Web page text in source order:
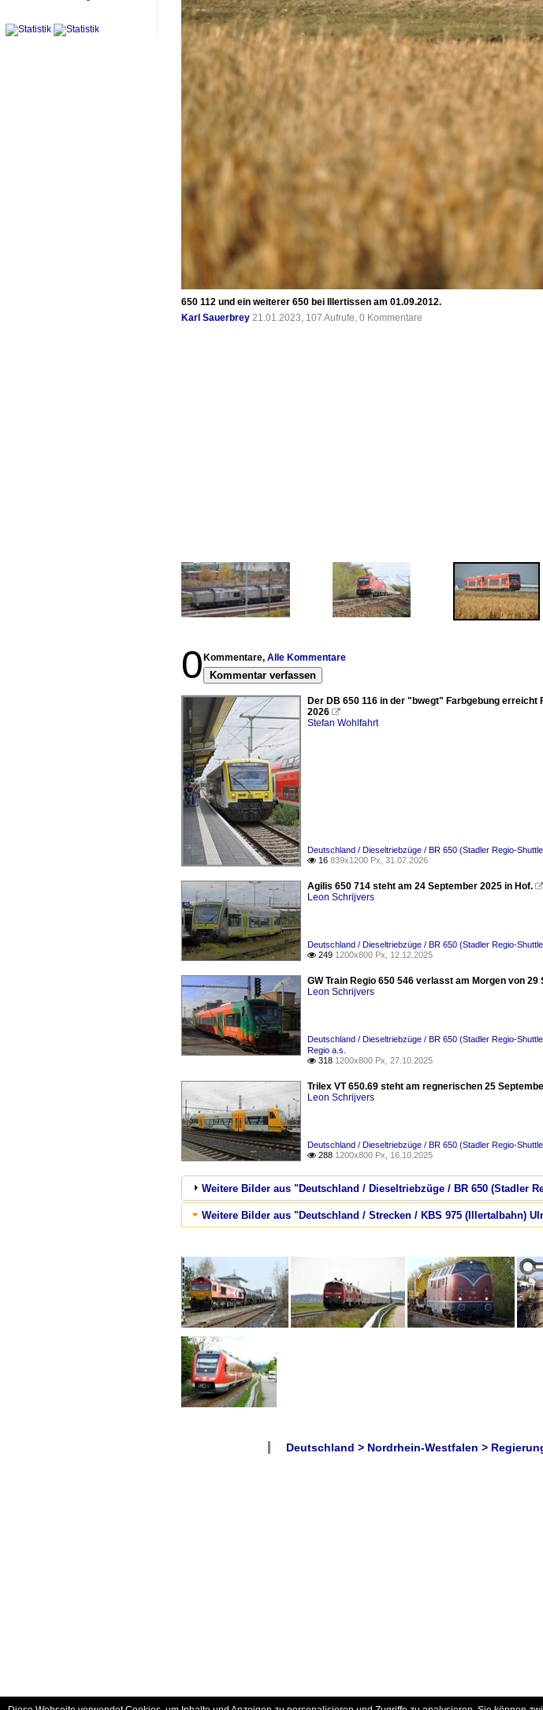
650 112 und ein weiterer 650 bei Illertissen am 01.09.2012.
Karl Sauerbrey 21.01.2023, 107 Aufrufe, 0 Kommentare
0 Kommentare, Alle Kommentare
Kommentar verfassen
Der DB 650 116 in der "bwegt" Farbgebung
2026 
Stefan Wohlfahrt
Deutschland / Dieseltriebzüge / BR 650 (Stadler Regio-
 16 839x1200 Px, 31.07.2026
Agilis 650 714 steht am 24 September 2025 in Hof. 
Leon Schrijvers
Deutschland / Dieseltriebzüge / BR 650 (Stadler Regio-
 249 1200x800 Px, 12.12.2025
GW Train Regio 650 546 verlasst am Morgen von
Leon Schrijvers
Deutschland / Dieseltriebzüge / BR 650 (Stadler Regio-
Regio a.s.
 318 1200x800 Px, 27.10.2025
Trilex VT 650.69 steht am regnerischen 25
Leon Schrijvers
Deutschland / Dieseltriebzüge / BR 650 (Stadler Regio-
 288 1200x800 Px, 16.10.2025
Weitere Bilder aus "Deutschland / Dieseltriebzüge / BR 650 (Stadler
Weitere Bilder aus "Deutschland / Strecken / KBS 975 (Illertalbahn)
Deutschland > Nordrhein-Westfalen >